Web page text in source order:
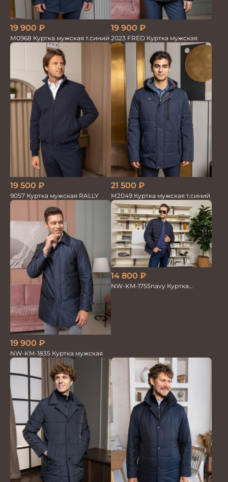
19 900 ₽
М0968 Куртка мужская т.синий
19 900 ₽
2023 FRED Куртка мужская
19 500 ₽
9057 Куртка мужская RALLY
21 500 ₽
М2049 Куртка мужская т.синий
19 900 ₽
NW-KM-1835 Куртка мужская
14 800 ₽
NW-KM-1755navy Куртка